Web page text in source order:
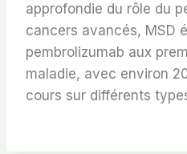
approfondie du rôle du
cancers avancés, MSD
pembrolizumab aux
maladie, avec environ
cours sur différents